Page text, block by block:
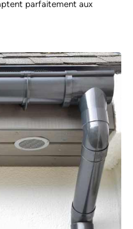
parfaitement aux